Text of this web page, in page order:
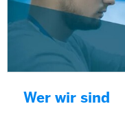
Wer wir sind